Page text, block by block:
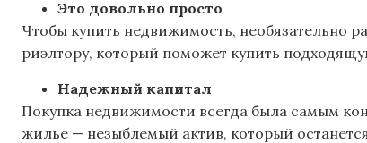
Это довольно просто
Чтобы купить недвижимость, необязательно
риэлтору, который поможет купить
Надежный капитал
Покупка недвижимости всегда была самым
жилье — незыблемый актив, который